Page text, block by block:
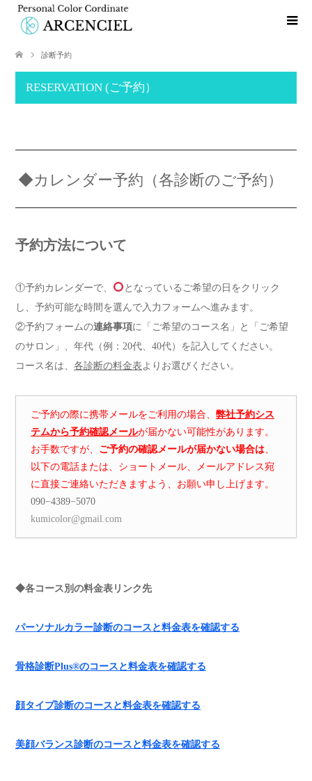
診断予約
RESERVATION (ご予約）
◆カレンダー予約（各診断のご予約）
予約方法について
①予約カレンダーで、
となっているご希望の日をクリック
し、予約可能な時間を選んで入力フォームへ進みます。
②予約フォームの連絡事項に「ご希望のコース名」と「ご希望
のサロン」、年代（例：20代、40代）を記入してください。
コース名は、 各診断の料金表 よりお選びください。
ご予約の際に携帯メールをご利用の場合、 弊社予約シス
テムから予約確認メールが届かない可能性があります。
お手数ですが、 ご予約の確認メールが届かない場合は
以下の電話または、ショートメール、メールアドレス宛
に直接ご連絡いただきますよう、お願い申し上げます。
090−4389−5070
kumicolor@gmail.com
◆各コース別の料金表リンク先
パーソナルカラー診断のコースと料金表を確認する
骨格診断Plus®︎のコースと料金表を確認する
顔タイプ診断のコースと料金表を確認する
美顔バランス診断のコースと料金表を確認する